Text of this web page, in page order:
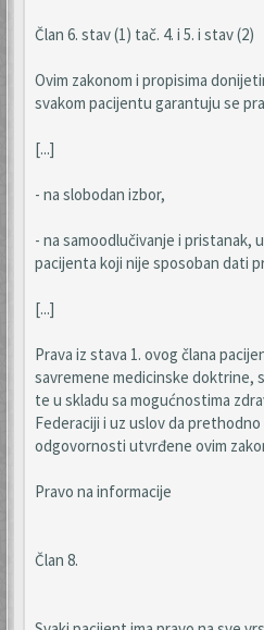
Član 6. stav (1) tač. 4. i 5. i stav (2)
Ovim zakonom i propisima
svakom pacijentu garantuju se
[...]
- na slobodan izbor,
- na samoodlučivanje i pristanak,
pacijenta koji nije sposoban dati
[...]
Prava iz stava 1. ovog člana
savremene medicinske doktrine,
te u skladu sa mogućnostima
Federaciji i uz uslov da
odgovornosti utvrđene ovim
Pravo na informacije
Član 8.